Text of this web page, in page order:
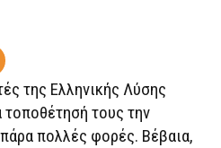
ΒΕΛΌΠΟΥΛΟΣ
ΕΊΧΕ
ΨΗΦΊΣΕΙ
ΚΑΙ
ΜΕ
της Ελληνικής Λύσης
τοποθέτησή τους την
πολλές φορές. Βέβαια,